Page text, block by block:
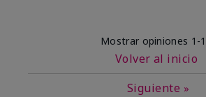
Mostrar opiniones 1-
Volver al inicio
Siguiente »